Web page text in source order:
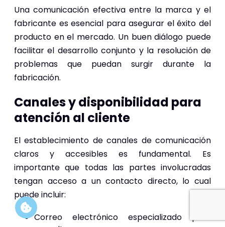
Una comunicación efectiva entre la marca y el
fabricante es esencial para asegurar el éxito del
producto en el mercado. Un buen diálogo puede
facilitar el desarrollo conjunto y la resolución de
problemas que puedan surgir durante la
fabricación.
Canales y disponibilidad para
atención al cliente
El establecimiento de canales de comunicación
claros y accesibles es fundamental. Es
importante que todas las partes involucradas
tengan acceso a un contacto directo, lo cual
puede incluir:
Correo electrónico especializado para